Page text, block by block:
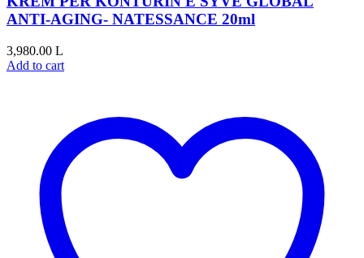
ANTI-AGING- NATESSANCE 20ml
3,980.00 L
Add to cart